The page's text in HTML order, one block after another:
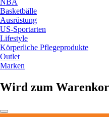
NBA
Basketbälle
Ausrüstung
US-Sportarten
Lifestyle
Körperliche Pflegeprodukte
Outlet
Marken
Wird zum